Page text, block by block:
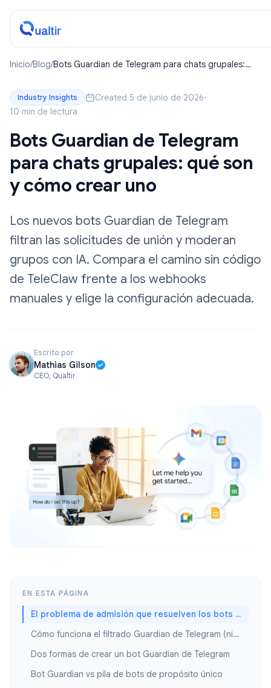
Inicio/Blog/Bots Guardian de Telegram para chats grupales:
Industry Insights Created 5 de junio de 2026·
10 min de lectura
Bots Guardian de Telegram
para chats grupales: qué son
y cómo crear uno
Los nuevos bots Guardian de Telegram
filtran las solicitudes de unión y moderan
grupos con IA. Compara el camino sin código
de TeleClaw frente a los webhooks
manuales y elige la configuración adecuada.
Escrito por
Mathias Gilson
CEO, Qualtir
EN ESTA PÁGINA
El problema de admisión que resuelven los bots Guardian
Cómo funciona el filtrado Guardian de Telegram (nivel de plataforma)
Dos formas de crear un bot Guardian de Telegram
Bot Guardian vs pila de bots de propósito único